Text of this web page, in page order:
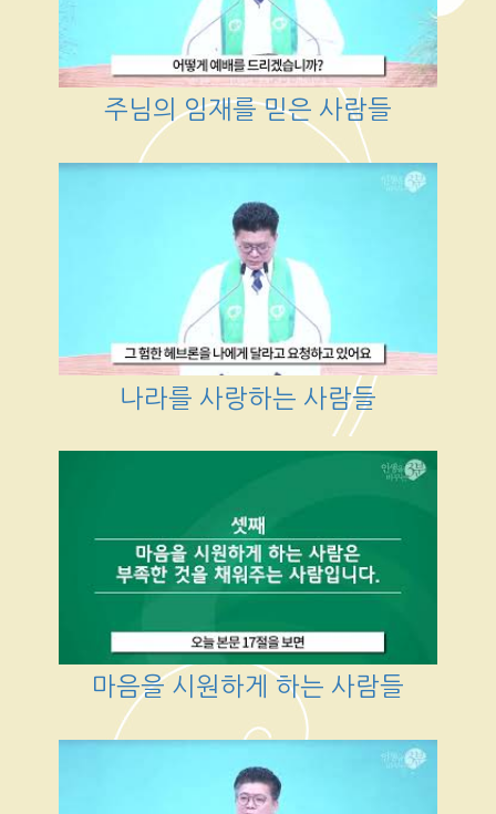
주님의 임재를 믿은 사람들
나라를 사랑하는 사람들
마음을 시원하게 하는 사람들